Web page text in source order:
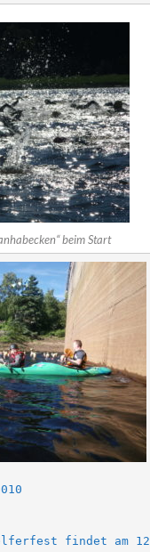
beim Start
findet am